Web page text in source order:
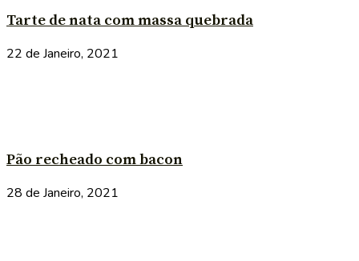
Tarte de nata com massa quebrada
22 de Janeiro, 2021
Pão recheado com bacon
28 de Janeiro, 2021